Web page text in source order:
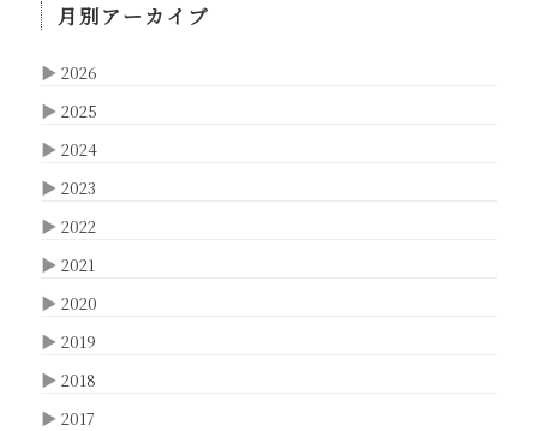
月別アーカイブ
▶ 2026
▶ 2025
▶ 2024
▶ 2023
▶ 2022
▶ 2021
▶ 2020
▶ 2019
▶ 2018
▶ 2017